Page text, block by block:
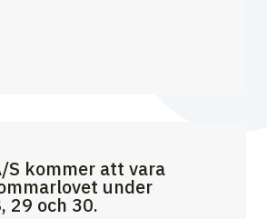
S kommer att vara
under
29 och 30.